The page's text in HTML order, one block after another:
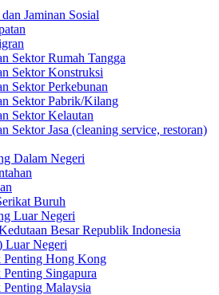
Jaminan Sosial
Sektor Rumah Tangga
Sektor Konstruksi
Sektor Perkebunan
Sektor Pabrik/Kilang
Sektor Kelautan
Sektor Jasa (cleaning service, restoran)
Dalam Negeri
Buruh
Luar Negeri
Besar Republik Indonesia
Luar Negeri
Penting Hong Kong
Singapura
Malaysia